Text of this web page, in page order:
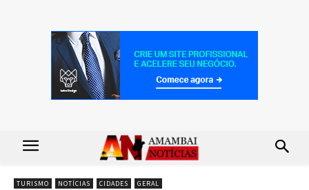
TURISMO NOTÍCIAS CIDADES GERAL